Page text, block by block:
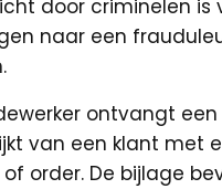
door criminelen is
naar een
ontvangt
van een klant met
order. De bijlage